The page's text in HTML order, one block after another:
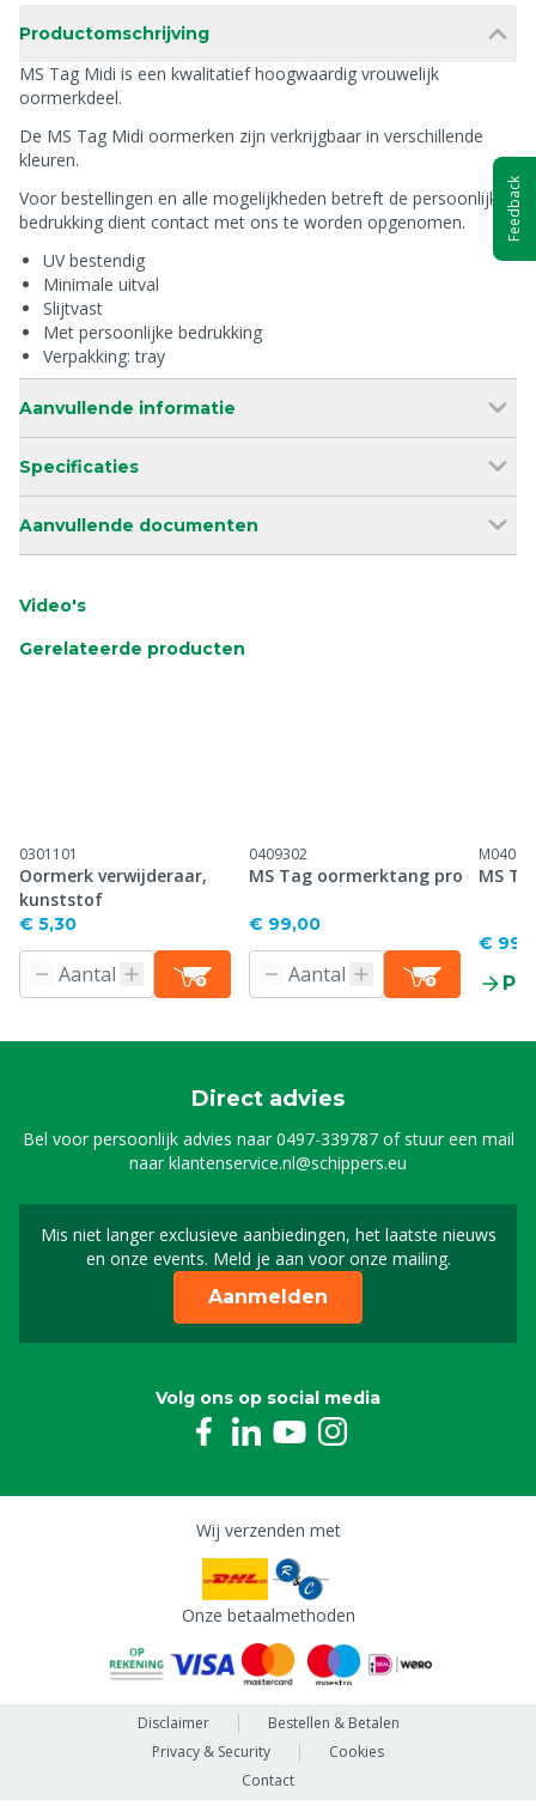
Productomschrijving
MS Tag Midi is een kwalitatief hoogwaardig vrouwelijk
oormerkdeel.
De MS Tag Midi oormerken zijn verkrijgbaar in verschillende
kleuren.
Voor bestellingen en alle mogelijkheden betreft de persoonlijke
bedrukking dient contact met ons te worden opgenomen.
UV bestendig
Minimale uitval
Slijtvast
Met persoonlijke bedrukking
Verpakking: tray
Aanvullende informatie
Specificaties
Aanvullende documenten
Video's
Gerelateerde producten
0301101
Oormerk verwijderaar,
kunststof
€ 5,30
0409302
MS Tag oormerktang pro
€ 99,00
MS
€
Direct advies
Bel voor persoonlijk advies naar0497-339787of stuur een mail
naarklantenservice.nl@schippers.eu
Mis niet langer exclusieve aanbiedingen, het laatste nieuws
en onze events. Meld je aan voor onze mailing.
Schrijf je in voor onze
Aanmelden
Volg ons op social media
Wij verzenden met
Onze betaalmethoden
Disclaimer
Bestellen & Betalen
Privacy & Security
Cookies
Contact
Feedback